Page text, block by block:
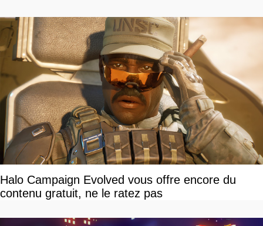
Halo Campaign Evolved vous offre encore du
contenu gratuit, ne le ratez pas